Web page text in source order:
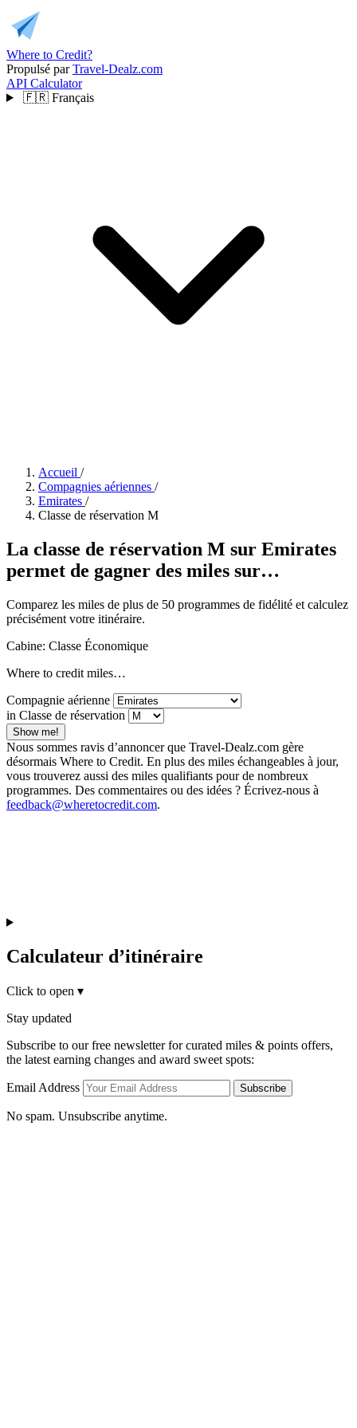
Where to Credit?
Propulsé par Travel-Dealz.com
API Calculator
🇫🇷 Français
Accueil /
Compagnies aériennes /
Emirates /
Classe de réservation M
La classe de réservation M sur Emirates
permet de gagner des miles sur…
Comparez les miles de plus de 50 programmes de fidélité et calculez
précisément votre itinéraire.
Cabine: Classe Économique
Where to credit miles…
Compagnie aérienne
in Classe de réservation
Show me!
Nous sommes ravis d’annoncer que Travel-Dealz.com gère
désormais Where to Credit. En plus des miles échangeables à jour,
vous trouverez aussi des miles qualifiants pour de nombreux
programmes. Des commentaires ou des idées ? Écrivez-nous à
feedback@wheretocredit.com.
Calculateur d’itinéraire
Click to open ▾
Stay updated
Subscribe to our free newsletter for curated miles & points offers,
the latest earning changes and award sweet spots:
Email Address Subscribe
No spam. Unsubscribe anytime.